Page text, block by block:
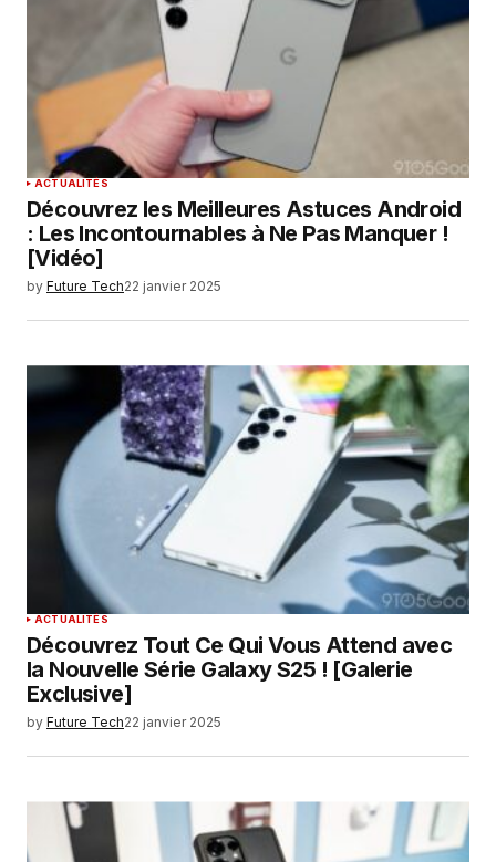
Enregistrer mon nom, mon e-mail et mon
site dans le navigateur pour mon prochain
commentaire.
SUBMIT COMMENT
ACTUALITÉS
Découvrez les Meilleures Astuces Android
: Les Incontournables à Ne Pas Manquer !
[Vidéo]
by Future Tech22 janvier 2025
ACTUALITÉS
Découvrez Tout Ce Qui Vous Attend avec
la Nouvelle Série Galaxy S25 ! [Galerie
Exclusive]
by Future Tech22 janvier 2025